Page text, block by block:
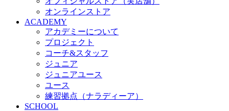
クラブ情報
サステナビリティ
Web制作支援
応援プロジェクト
オンラインストア
ACADEMY
アカデミーについて
プロジェクト
コーチ&スタッフ
ジュニア
ジュニアユース
ユース
練習拠点（ナラディーア）
SCHOOL